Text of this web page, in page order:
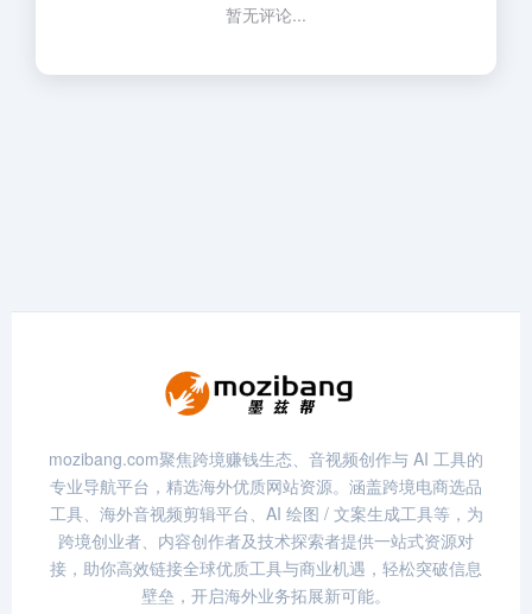
暂无评论...
mozibang.com聚焦跨境赚钱生态、音视频创作与 AI 工具的
专业导航平台，精选海外优质网站资源。涵盖跨境电商选品
工具、海外音视频剪辑平台、AI 绘图 / 文案生成工具等，为
跨境创业者、内容创作者及技术探索者提供一站式资源对
接，助你高效链接全球优质工具与商业机遇，轻松突破信息
壁垒，开启海外业务拓展新可能。